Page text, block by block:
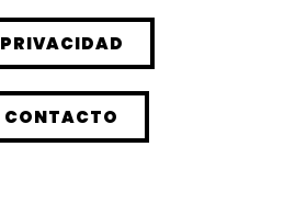
CONTACTO
PRIVACIDAD